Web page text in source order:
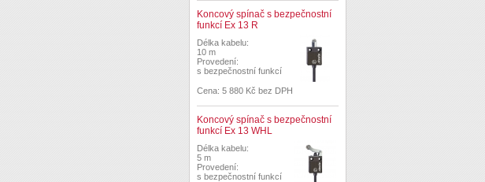
Koncový spínač s bezpečnostní
funkcí Ex 13 R
Délka kabelu:
10 m
Provedení:
s bezpečnostní funkcí
Cena: 5 880 Kč bez DPH
Koncový spínač s bezpečnostní
funkcí Ex 13 WHL
Délka kabelu:
5 m
Provedení:
s bezpečnostní funkcí